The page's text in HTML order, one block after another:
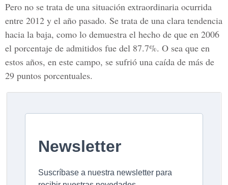
Pero no se trata de una situación extraordinaria ocurrida
entre 2012 y el año pasado. Se trata de una clara tendencia
hacia la baja, como lo demuestra el hecho de que en 2006
el porcentaje de admitidos fue del 87.7%. O sea que en
estos años, en este campo, se sufrió una caída de más de
29 puntos porcentuales.